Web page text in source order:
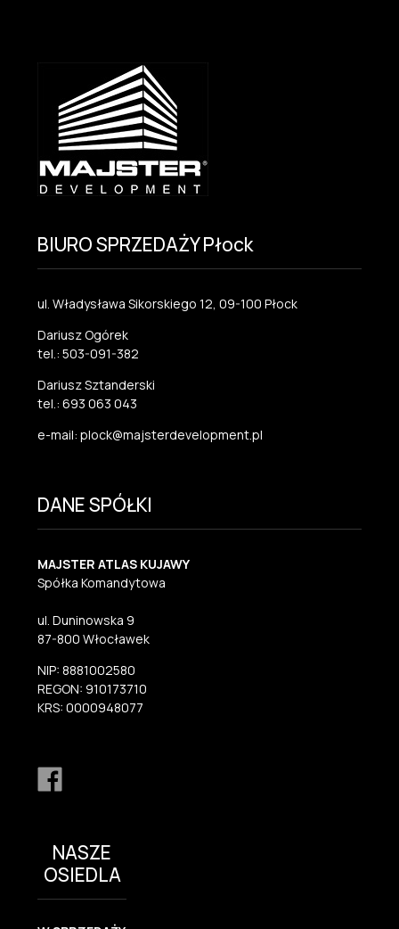
BIURO SPRZEDAŻY Płock
ul. Władysława Sikorskiego 12, 09-100 Płock
Dariusz Ogórek
tel.: 503-091-382
Dariusz Sztanderski
tel.: 693 063 043
e-mail: plock@majsterdevelopment.pl
DANE SPÓŁKI
MAJSTER ATLAS KUJAWY
Spółka Komandytowa
ul. Duninowska 9
87-800 Włocławek
NIP: 8881002580
REGON: 910173710
KRS: 0000948077
NASZE
OSIEDLA